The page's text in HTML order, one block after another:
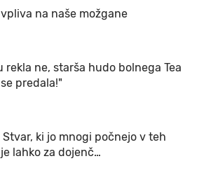
na naše možgane
rekla ne, starša hudo bolnega Tea
predala!"
Stvar, ki jo mnogi počnejo v teh
lahko za dojenč…